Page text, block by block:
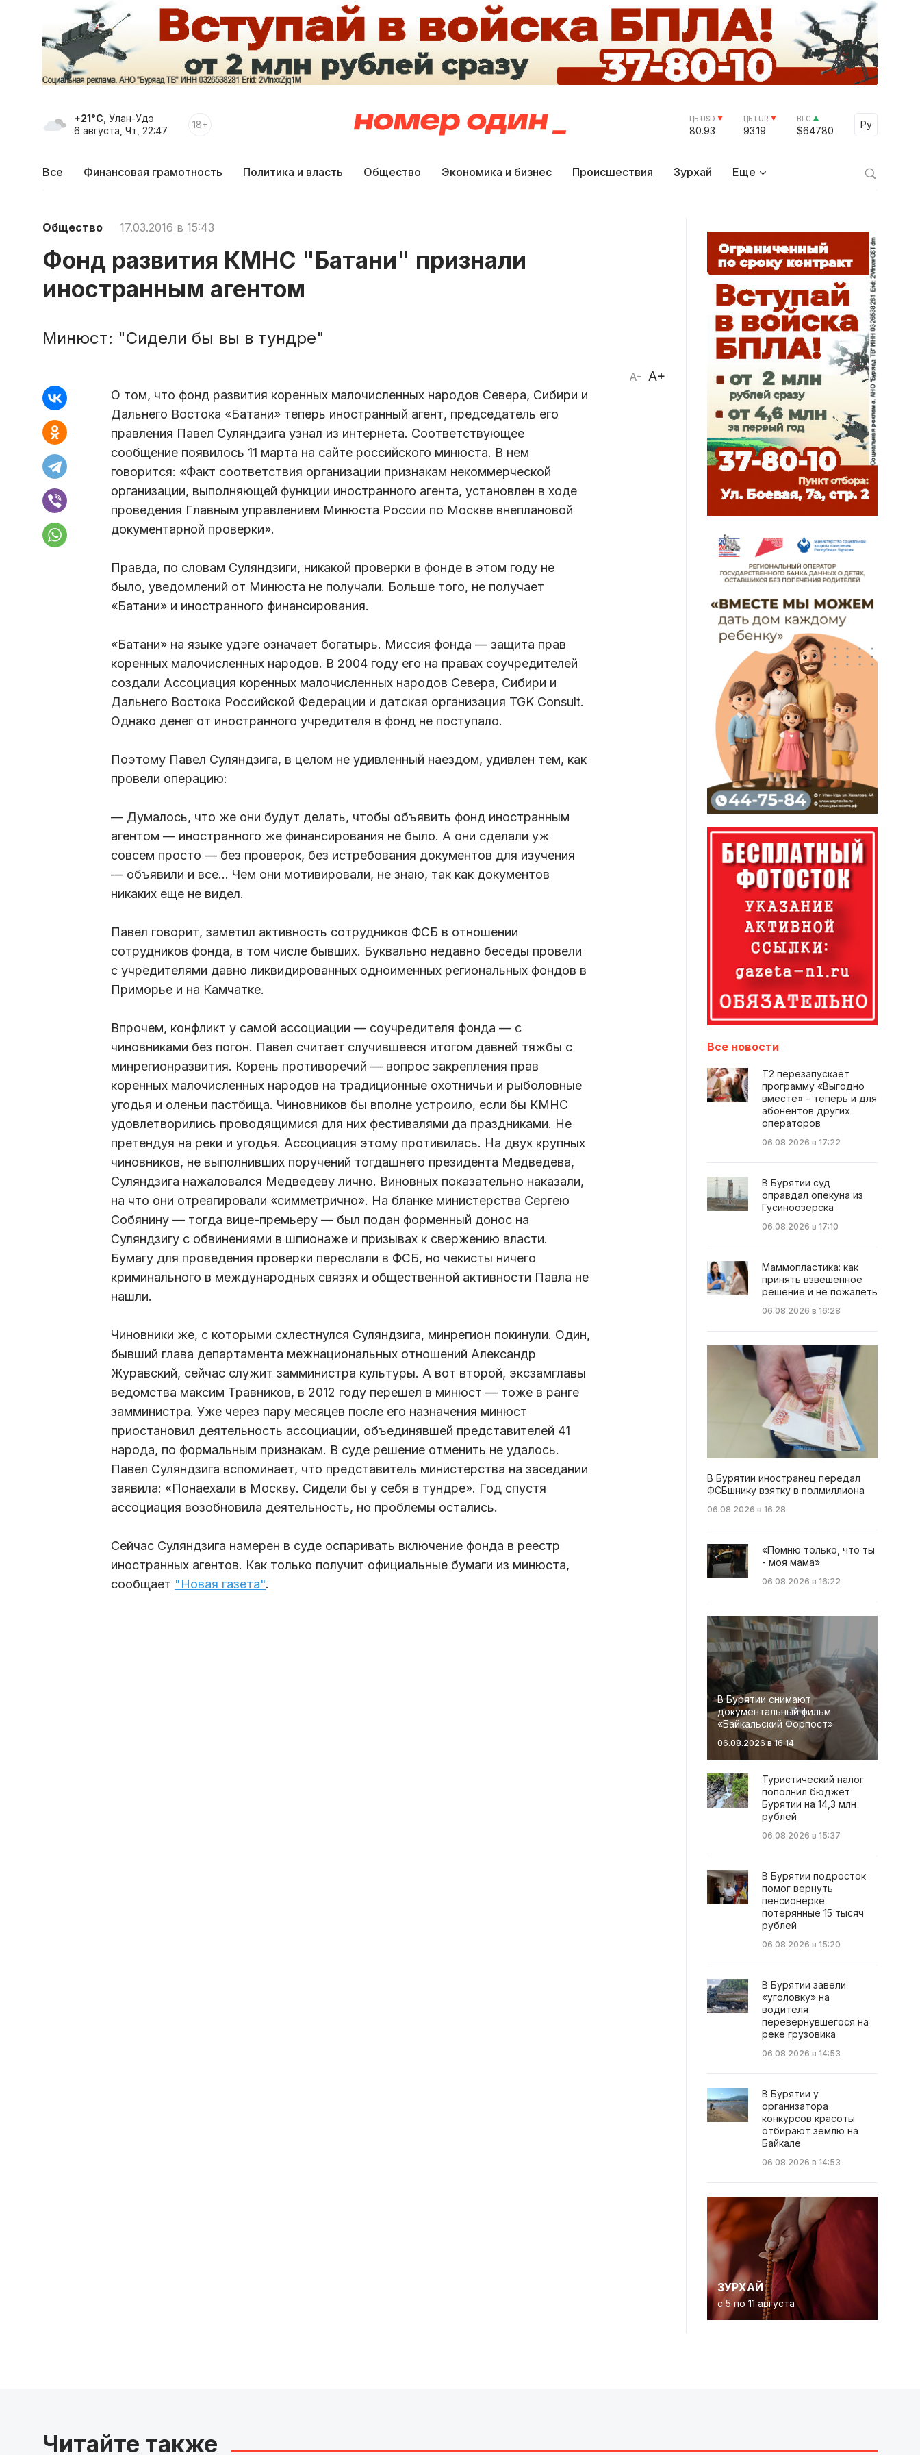
+21°C , Улан-Удэ
6 августа, Чт, 22:47
18+ ЦБ USD
80.93
ЦБ EUR
93.19
BTC
$64780
Ру
Select
Все Финансовая грамотность Политика и власть Общество Экономика и бизнес Происшествия Зурхай Еще
Общество 17.03.2016 в 15:43
Фонд развития КМНС "Батани" признали
иностранным агентом
Минюст: "Сидели бы вы в тундре"
A- A+
О том, что фонд развития коренных малочисленных народов Севера, Сибири и
Дальнего Востока «Батани» теперь иностранный агент, председатель его
правления Павел Суляндзига узнал из интернета. Соответствующее
сообщение появилось 11 марта на сайте российского минюста. В нем
говорится: «Факт соответствия организации признакам некоммерческой
организации, выполняющей функции иностранного агента, установлен в ходе
проведения Главным управлением Минюста России по Москве внеплановой
документарной проверки».
Правда, по словам Суляндзиги, никакой проверки в фонде в этом году не
было, уведомлений от Минюста не получали. Больше того, не получает
«Батани» и иностранного финансирования.
«Батани» на языке удэге означает богатырь. Миссия фонда — защита прав
коренных малочисленных народов. В 2004 году его на правах соучредителей
создали Ассоциация коренных малочисленных народов Севера, Сибири и
Дальнего Востока Российской Федерации и датская организация TGK Consult.
Однако денег от иностранного учредителя в фонд не поступало.
Поэтому Павел Суляндзига, в целом не удивленный наездом, удивлен тем, как
провели операцию:
— Думалось, что же они будут делать, чтобы объявить фонд иностранным
агентом — иностранного же финансирования не было. А они сделали уж
совсем просто — без проверок, без истребования документов для изучения
— объявили и все... Чем они мотивировали, не знаю, так как документов
никаких еще не видел.
Павел говорит, заметил активность сотрудников ФСБ в отношении
сотрудников фонда, в том числе бывших. Буквально недавно беседы провели
с учредителями давно ликвидированных одноименных региональных фондов в
Приморье и на Камчатке.
Впрочем, конфликт у самой ассоциации — соучредителя фонда — с
чиновниками без погон. Павел считает случившееся итогом давней тяжбы с
минрегионразвития. Корень противоречий — вопрос закрепления прав
коренных малочисленных народов на традиционные охотничьи и рыболовные
угодья и оленьи пастбища. Чиновников бы вполне устроило, если бы КМНС
удовлетворились проводящимися для них фестивалями да праздниками. Не
претендуя на реки и угодья. Ассоциация этому противилась. На двух крупных
чиновников, не выполнивших поручений тогдашнего президента Медведева,
Суляндзига нажаловался Медведеву лично. Виновных показательно наказали,
на что они отреагировали «симметрично». На бланке министерства Сергею
Собянину — тогда вице-премьеру — был подан форменный донос на
Суляндзигу с обвинениями в шпионаже и призывах к свержению власти.
Бумагу для проведения проверки переслали в ФСБ, но чекисты ничего
криминального в международных связях и общественной активности Павла не
нашли.
Чиновники же, с которыми схлестнулся Суляндзига, минрегион покинули. Один,
бывший глава департамента межнациональных отношений Александр
Журавский, сейчас служит замминистра культуры. А вот второй, эксзамглавы
ведомства максим Травников, в 2012 году перешел в минюст — тоже в ранге
замминистра. Уже через пару месяцев после его назначения минюст
приостановил деятельность ассоциации, объединявшей представителей 41
народа, по формальным признакам. В суде решение отменить не удалось.
Павел Суляндзига вспоминает, что представитель министерства на заседании
заявила: «Понаехали в Москву. Сидели бы у себя в тундре». Год спустя
ассоциация возобновила деятельность, но проблемы остались.
Сейчас Суляндзига намерен в суде оспаривать включение фонда в реестр
иностранных агентов. Как только получит официальные бумаги из минюста,
сообщает "Новая газета".
Все новости
Т2 перезапускает
программу «Выгодно
вместе» – теперь и для
абонентов других
операторов
06.08.2026 в 17:22
В Бурятии суд
оправдал опекуна из
Гусиноозерска
06.08.2026 в 17:10
Маммопластика: как
принять взвешенное
решение и не пожалеть
06.08.2026 в 16:28
В Бурятии иностранец передал
ФСБшнику взятку в полмиллиона
06.08.2026 в 16:28
«Помню только, что ты
- моя мама»
06.08.2026 в 16:22
В Бурятии снимают
документальный фильм
«Байкальский Форпост»
06.08.2026 в 16:14
Туристический налог
пополнил бюджет
Бурятии на 14,3 млн
рублей
06.08.2026 в 15:37
В Бурятии подросток
помог вернуть
пенсионерке
потерянные 15 тысяч
рублей
06.08.2026 в 15:20
В Бурятии завели
«уголовку» на
водителя
перевернувшегося на
реке грузовика
06.08.2026 в 14:53
В Бурятии у
организатора
конкурсов красоты
отбирают землю на
Байкале
06.08.2026 в 14:53
ЗУРХАЙ
с 5 по 11 августа
Читайте также